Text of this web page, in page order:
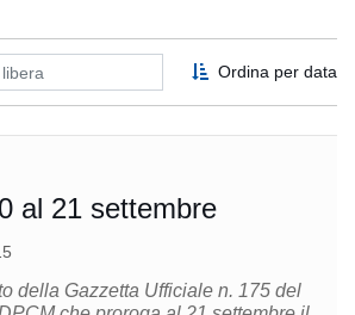
Ordina per data
al 21 settembre
della Gazzetta Ufficiale n. 175 del